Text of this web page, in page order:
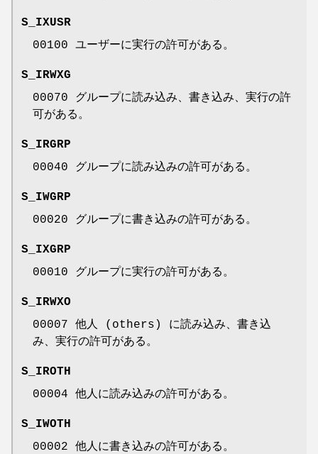
S_IXUSR
00100 ユーザーに実行の許可がある。
S_IRWXG
00070 グループに読み込み、書き込み、実行の許
可がある。
S_IRGRP
00040 グループに読み込みの許可がある。
S_IWGRP
00020 グループに書き込みの許可がある。
S_IXGRP
00010 グループに実行の許可がある。
S_IRWXO
00007 他人 (others) に読み込み、書き込
み、実行の許可がある。
S_IROTH
00004 他人に読み込みの許可がある。
S_IWOTH
00002 他人に書き込みの許可がある。